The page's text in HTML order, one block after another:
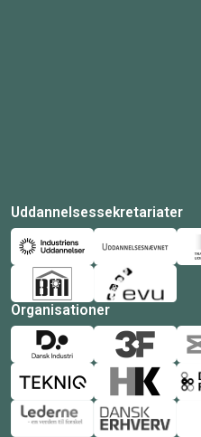
Uddannelsessekretariater
Organisationer